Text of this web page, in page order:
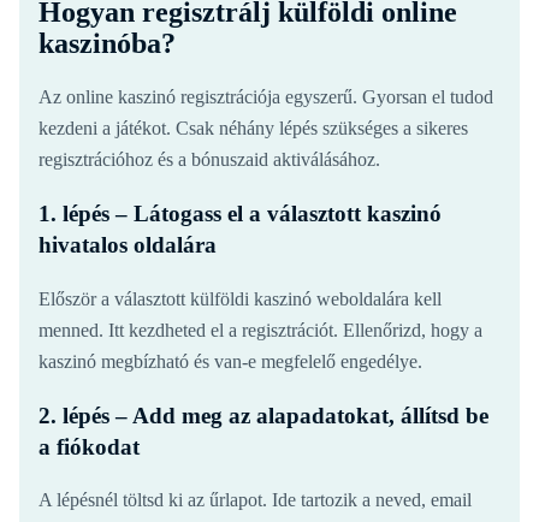
Hogyan regisztrálj külföldi online
kaszinóba?
Az online kaszinó regisztrációja egyszerű. Gyorsan el tudod
kezdeni a játékot. Csak néhány lépés szükséges a sikeres
regisztrációhoz és a bónuszaid aktiválásához.
1. lépés – Látogass el a választott kaszinó
hivatalos oldalára
Először a választott külföldi kaszinó weboldalára kell
menned. Itt kezdheted el a regisztrációt. Ellenőrizd, hogy a
kaszinó megbízható és van-e megfelelő engedélye.
2. lépés – Add meg az alapadatokat, állítsd be
a fiókodat
A lépésnél töltsd ki az űrlapot. Ide tartozik a neved, email